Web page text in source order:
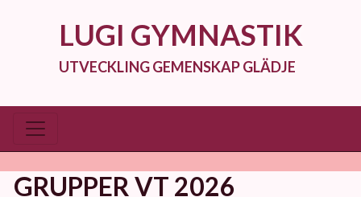
LUGI GYMNASTIK
UTVECKLING GEMENSKAP GLÄDJE
GRUPPER VT 2026